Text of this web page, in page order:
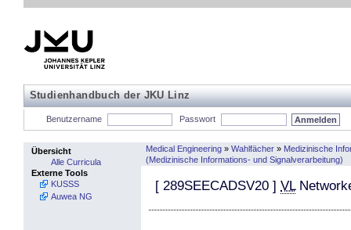
Studienhandbuch der JKU Linz
Benutzername Passwort
Übersicht
Alle Curricula
Externe Tools
KUSSS
Auwea NG
Medical Engineering » Wahlfächer » Medizinische
(Medizinische Informations- und Signalverarbeitung)
[ 289SEECADSV20 ] VL